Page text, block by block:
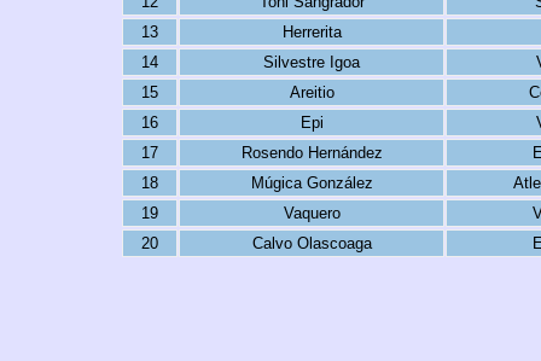
13
Herrerita
14
Silvestre Igoa
15
Areitio
16
Epi
17
Rosendo Hernández
18
Múgica González
19
Vaquero
20
Calvo Olascoaga